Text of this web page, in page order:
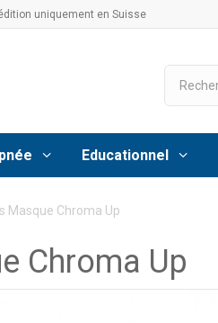
uniquement en Suisse
Educationnel
Masque Chroma Up
Chroma Up